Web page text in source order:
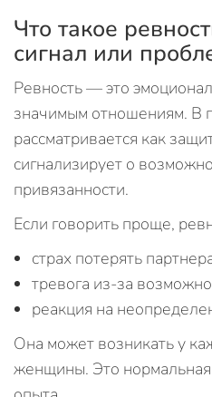
Что такое
сигнал или
Ревность — это
значимым отношениям. В
рассматривается как
сигнализирует о
привязанности.
Если говорить проще,
страх потерять
тревога из-за
реакция на
Она может возникать у
женщины. Это нормальная